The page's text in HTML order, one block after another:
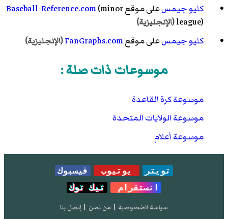
كليو جيمسعلى موقع Baseball-Reference.com(minor
league)(الإنجليزية)
كليو جيمسعلى موقعFanGraphs.com(الإنجليزية)
موسوعات ذات صلة :
موسوعة كرة القاعدة
موسوعة الولايات المتحدة
موسوعة أعلام
تويتر يوتيوب
فيسبوك
انستقرام
تيك توك
سياسة الخصوصية | من نحن | إتصل بنا